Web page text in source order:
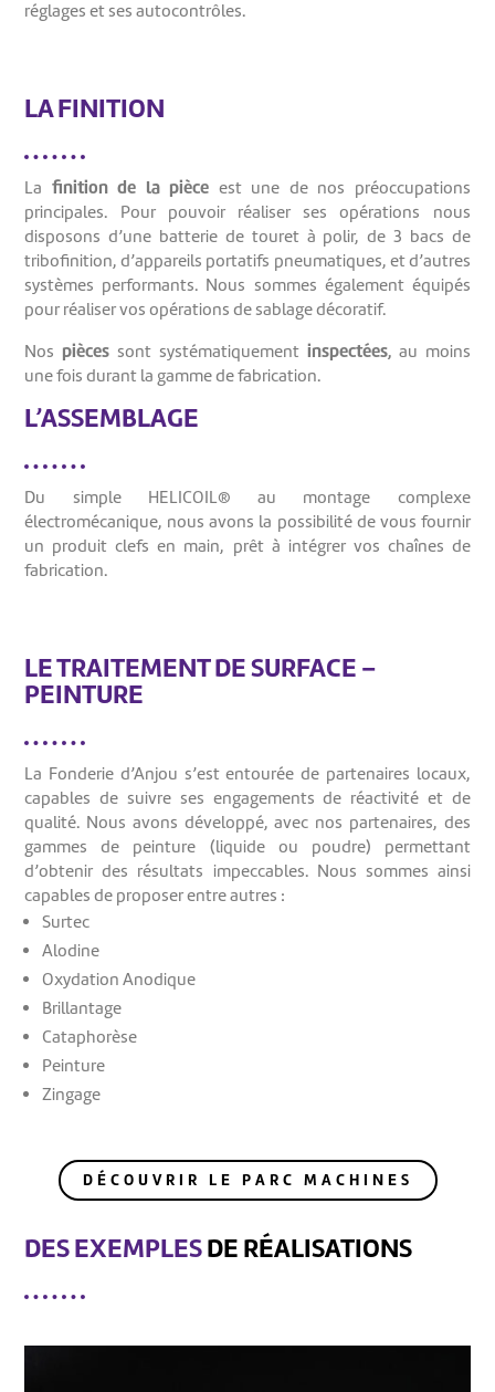
réglages et ses autocontrôles.
LA FINITION
La finition de la pièce est une de nos préoccupations
principales. Pour pouvoir réaliser ses opérations nous
disposons d’une batterie de touret à polir, de 3 bacs de
tribofinition, d’appareils portatifs pneumatiques, et d’autres
systèmes performants. Nous sommes également équipés
pour réaliser vos opérations de sablage décoratif.
Nos pièces sont systématiquement inspectées, au moins
une fois durant la gamme de fabrication.
L’ASSEMBLAGE
Du simple HELICOIL® au montage complexe
électromécanique, nous avons la possibilité de vous fournir
un produit clefs en main, prêt à intégrer vos chaînes de
fabrication.
LE TRAITEMENT DE SURFACE –
PEINTURE
La Fonderie d’Anjou s’est entourée de partenaires locaux,
capables de suivre ses engagements de réactivité et de
qualité. Nous avons développé, avec nos partenaires, des
gammes de peinture (liquide ou poudre) permettant
d’obtenir des résultats impeccables. Nous sommes ainsi
capables de proposer entre autres :
Surtec
Alodine
Oxydation Anodique
Brillantage
Cataphorèse
Peinture
Zingage
DÉCOUVRIR LE PARC MACHINES
DES EXEMPLESDE RÉALISATIONS